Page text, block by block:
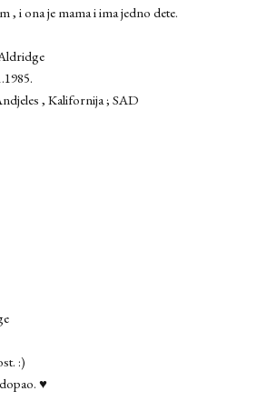
, i ona je mama i ima jedno dete.
, Kalifornija ; SAD
:)
♥